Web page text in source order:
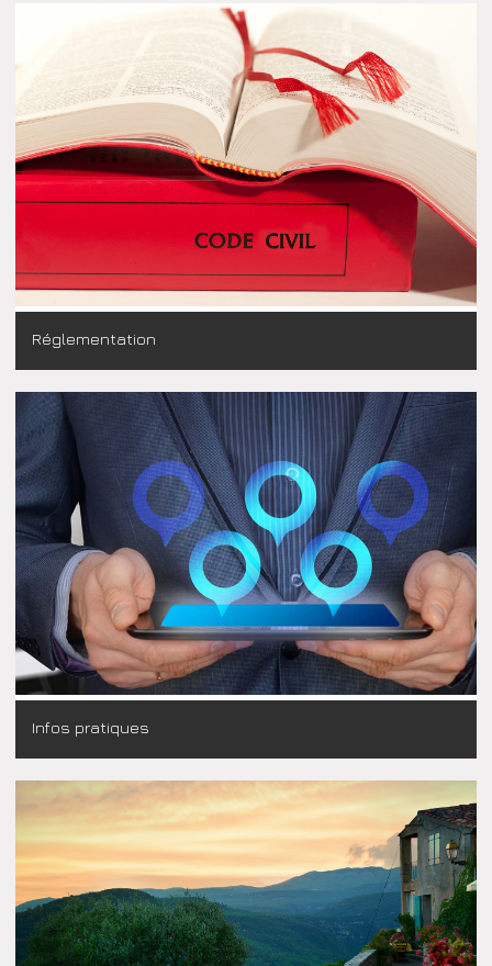
Réglementation
Infos pratiques